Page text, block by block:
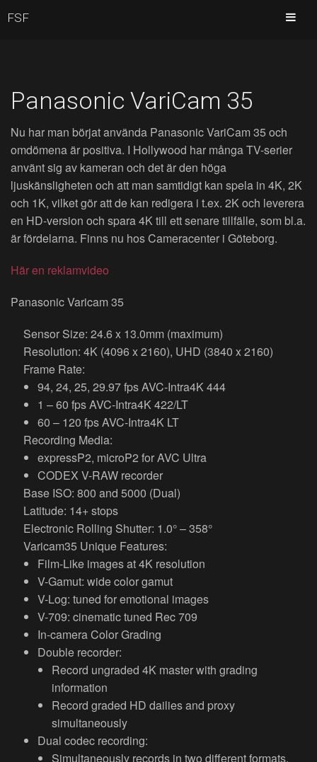
Panasonic VariCam 35
Nu har man börjat använda Panasonic VariCam 35 och
omdömena är positiva. I Hollywood har många TV-serier
använt sig av kameran och det är den höga
ljuskänsligheten och att man samtidigt kan spela in 4K, 2K
och 1K, vilket gör att de kan redigera i t.ex. 2K och leverera
en HD-version och spara 4K till ett senare tillfälle, som bl.a.
är fördelarna. Finns nu hos Cameracenter i Göteborg.
Här en reklamvideo
Panasonic Varicam 35
Sensor Size: 24.6 x 13.0mm (maximum)
Resolution: 4K (4096 x 2160), UHD (3840 x 2160)
Frame Rate:
94, 24, 25, 29.97 fps AVC-Intra4K 444
1 – 60 fps AVC-Intra4K 422/LT
60 – 120 fps AVC-Intra4K LT
Recording Media:
expressP2, microP2 for AVC Ultra
CODEX V-RAW recorder
Base ISO: 800 and 5000 (Dual)
Latitude: 14+ stops
Electronic Rolling Shutter: 1.0° – 358°
Varicam35 Unique Features:
Film-Like images at 4K resolution
V-Gamut: wide color gamut
V-Log: tuned for emotional images
V-709: cinematic tuned Rec 709
In-camera Color Grading
Double recorder:
Record ungraded 4K master with grading
information
Record graded HD dailies and proxy
simultaneously
Dual codec recording:
Simultaneously records in two different formats,
FSF